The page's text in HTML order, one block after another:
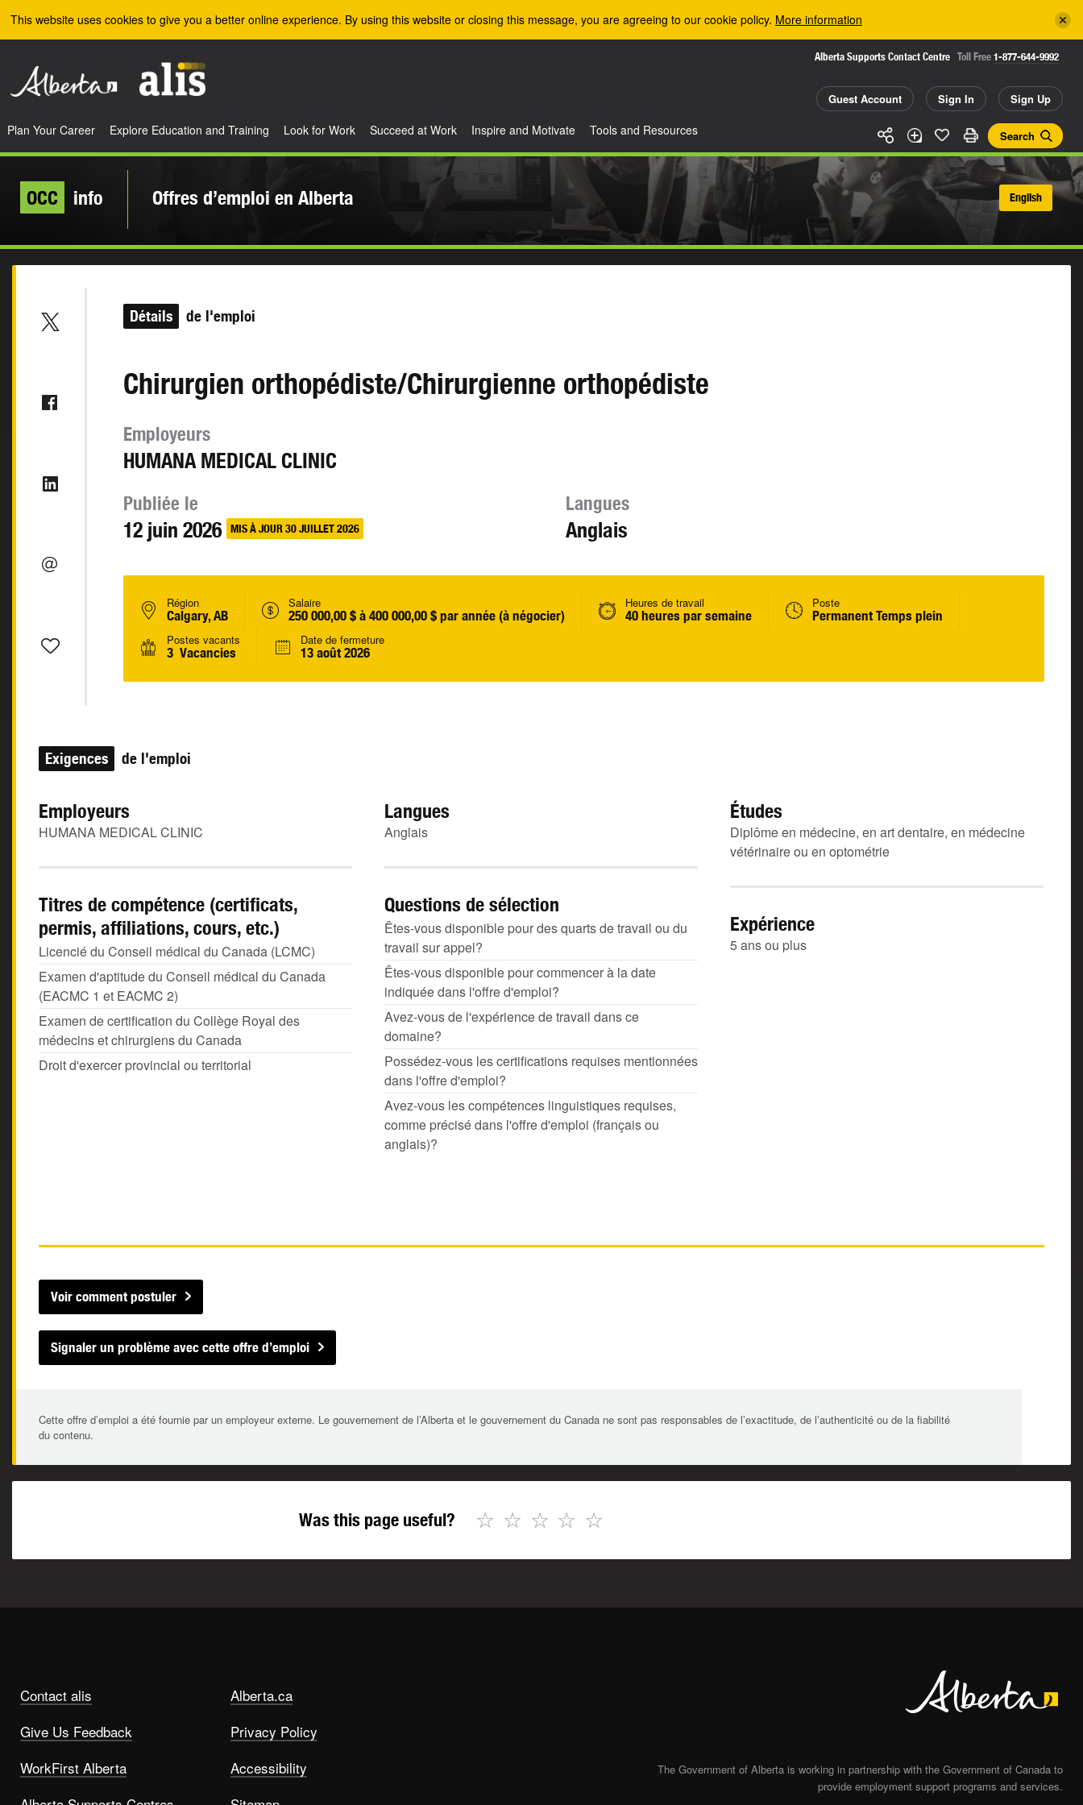
This website uses cookies to give you a better online experience. By using this website or closing this message, you are agreeing to our cookie policy. More information
Alberta Supports Contact Centre Toll Free 1-877-644-9992
Guest Account Sign In Sign Up
Search
Plan Your Career Explore Education and Training Look for Work Succeed at Work Inspire and Motivate Tools and Resources
OCC info Offres d’emploi en Alberta English
Détails de l'emploi
Chirurgien orthopédiste/Chirurgienne orthopédiste
Employeurs
HUMANA MEDICAL CLINIC
Publiée le
12 juin 2026 MIS À JOUR 30 JUILLET 2026
Langues
Anglais
Région
Calgary, AB
Salaire
250 000,00 $ à 400 000,00 $ par année (à négocier)
Heures de travail
40 heures par semaine
Poste
Permanent Temps plein
Postes vacants
3 Vacancies
Date de fermeture
13 août 2026
Exigences de l'emploi
Employeurs
HUMANA MEDICAL CLINIC
Langues
Anglais
Études
Diplôme en médecine, en art dentaire, en médecine
vétérinaire ou en optométrie
Titres de compétence (certificats,
permis, affiliations, cours, etc.)
Licencié du Conseil médical du Canada (LCMC)
Examen d'aptitude du Conseil médical du Canada
(EACMC 1 et EACMC 2)
Examen de certification du Collège Royal des
médecins et chirurgiens du Canada
Droit d'exercer provincial ou territorial
Questions de sélection
Êtes-vous disponible pour des quarts de travail ou du
travail sur appel?
Êtes-vous disponible pour commencer à la date
indiquée dans l'offre d'emploi?
Avez-vous de l'expérience de travail dans ce
domaine?
Possédez-vous les certifications requises mentionnées
dans l'offre d'emploi?
Avez-vous les compétences linguistiques requises,
comme précisé dans l'offre d'emploi (français ou
anglais)?
Expérience
5 ans ou plus
Voir comment postuler
Signaler un problème avec cette offre d’emploi
Cette offre d’emploi a été fournie par un employeur externe. Le gouvernement de l’Alberta et le gouvernement du Canada ne sont pas responsables de l’exactitude, de l’authenticité ou de la fiabilité
du contenu.
Was this page useful? ☆
☆
☆
☆
☆
Contact alis
Give Us Feedback
WorkFirst Alberta
Alberta.ca
Privacy Policy
Accessibility
The Government of Alberta is working in partnership with the Government of Canada to
provide employment support programs and services.